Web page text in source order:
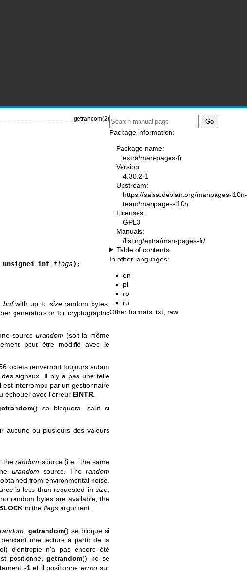
getrandom(2)
int flags);
bufwith up to sizerandom bytes.
generators or for cryptographic
source urandom (soit la même
peut être modifié avec le
octets renverront toujours autant
signaux. Il n'y a pas une telle
interrompu par un gestionnaire
échouer avec l'erreur EINTR.
() se bloquera, sauf si
aucune ou plusieurs des valeurs
the random source (i.e., the same
urandom source. Therandom
from environmental noise.
is less than requested insize,
random bytes are available, the
in theflags argument.
random ,getrandom() se bloque si
une lecture à partir de la
d'entropie n'a pas encore été
positionné,getrandom() ne se
-1et il positionne errnosur
Package information:
Package name:
extra/man-pages-fr
Version:
4.30.2-1
Upstream:
https://salsa.debian.org/manpages-l10n-
team/manpages-l10n
Licenses:
GPL3
Manuals:
/listing/extra/man-pages-fr/
Table of contents
In other languages:
en
pl
ro
ru
Other formats: txt raw